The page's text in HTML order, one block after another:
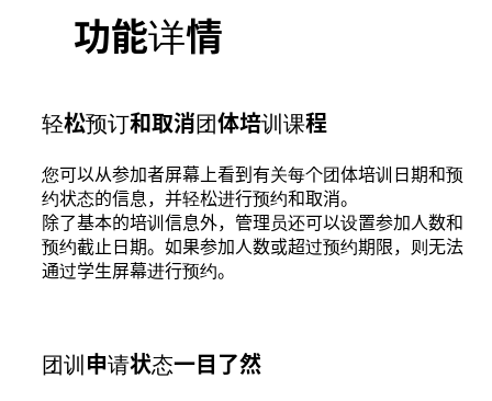
功能详情
轻松预订和取消团体培训课程
您可以从参加者屏幕上看到有关每个团体培训日期和预
约状态的信息，并轻松进行预约和取消。
除了基本的培训信息外，管理员还可以设置参加人数和
预约截止日期。如果参加人数或超过预约期限，则无法
通过学生屏幕进行预约。
团训申请状态一目了然